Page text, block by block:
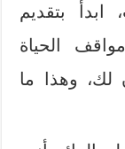
ابدأ بتقديم
الحياة
لك، وهذا ما